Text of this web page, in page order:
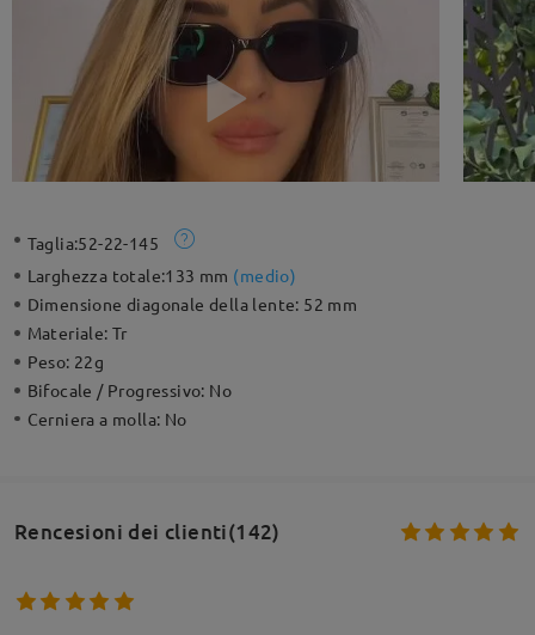
Taglia:52-22-145
Larghezza totale:133 mm (medio)
Dimensione diagonale della lente: 52 mm
Materiale:Tr
Peso: 22g
Bifocale / Progressivo: No
Cerniera a molla: No
Rencesioni dei clienti(142)